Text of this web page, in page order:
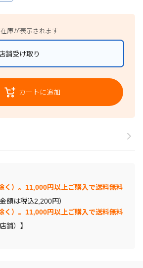
庫が表示されます
舗受け取り
カートに追加
く）。11,000円以上ご購入で送料無料
額は税込2,200円）
く）。11,000円以上ご購入で送料無料
舗）】